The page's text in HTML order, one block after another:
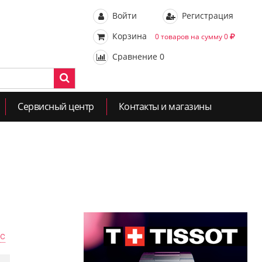
Войти
Регистрация
Корзина
0 товаров на сумму 0
Сравнение 0
Сервисный центр Контакты и магазины